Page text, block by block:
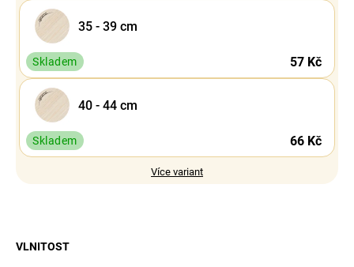
35 - 39 cm
Skladem 57 Kč
40 - 44 cm
Skladem 66 Kč
Více variant
VLNITOST